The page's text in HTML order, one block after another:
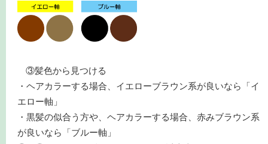
③髪色から見つける
・ヘアカラーする場合、イエローブラウン系が良いなら「イ
エロー軸」
・黒髪の似合う方や、ヘアカラーする場合、赤みブラウン系
が良いなら「ブルー軸」